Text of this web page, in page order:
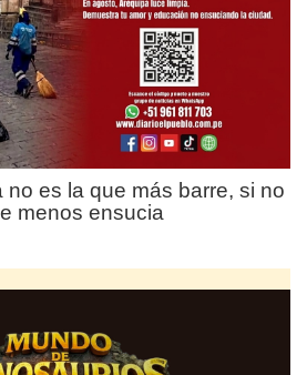
no es la que más barre, si no
menos ensucia